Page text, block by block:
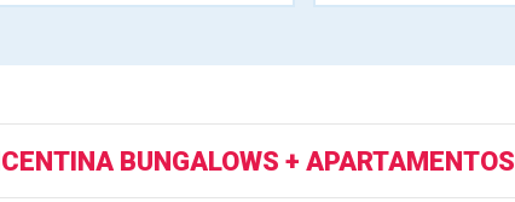
BUNGALOWS + APARTAMENTOS